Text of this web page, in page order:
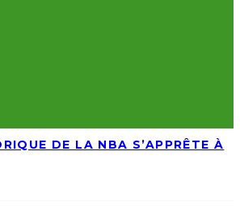
DE LA NBA S’APPRÊTE À